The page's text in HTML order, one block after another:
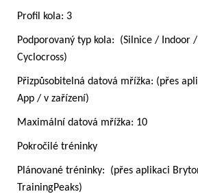
Profil kola: 3
Podporovaný typ kola: (Silnice / Indoor
Cyclocross)
Přizpůsobitelná datová mřížka: (přes
App / v zařízení)
Maximální datová mřížka: 10
Pokročilé tréninky
Plánované tréninky: (přes aplikaci
TrainingPeaks)